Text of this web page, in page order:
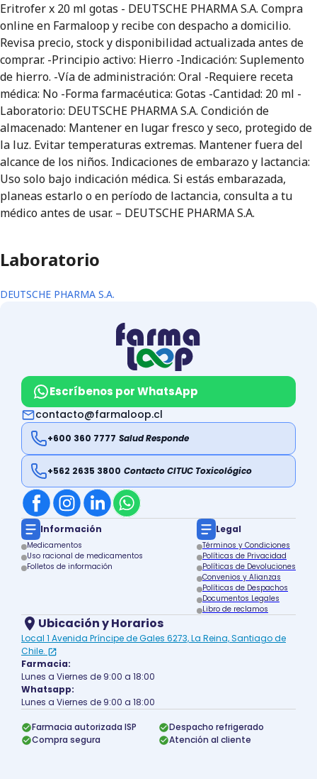
Eritrofer x 20 ml gotas - DEUTSCHE PHARMA S.A. Compra
online en Farmaloop y recibe con despacho a domicilio.
Revisa precio, stock y disponibilidad actualizada antes de
comprar. -Principio activo: Hierro -Indicación: Suplemento
de hierro. -Vía de administración: Oral -Requiere receta
médica: No -Forma farmacéutica: Gotas -Cantidad: 20 ml -
Laboratorio: DEUTSCHE PHARMA S.A. Condición de
almacenado: Mantener en lugar fresco y seco, protegido de
la luz. Evitar temperaturas extremas. Mantener fuera del
alcance de los niños. Indicaciones de embarazo y lactancia:
Uso solo bajo indicación médica. Si estás embarazada,
planeas estarlo o en período de lactancia, consulta a tu
médico antes de usar. – DEUTSCHE PHARMA S.A.
Laboratorio
DEUTSCHE PHARMA S.A.
Escríbenos por WhatsApp
contacto@farmaloop.cl
+600 360 7777 Salud Responde
+562 2635 3800 Contacto CITUC Toxicológico
Información
Medicamentos
Uso racional de medicamentos
Folletos de información
Legal
Términos y Condiciones
Políticas de Privacidad
Políticas de Devoluciones
Convenios y Alianzas
Políticas de Despachos
Documentos Legales
Libro de reclamos
Ubicación y Horarios
Local 1 Avenida Príncipe de Gales 6273, La Reina, Santiago de
Chile.
Farmacia:
Lunes a Viernes de 9:00 a 18:00
Whatsapp:
Lunes a Viernes de 9:00 a 18:00
Farmacia autorizada ISP
Despacho refrigerado
Compra segura
Atención al cliente